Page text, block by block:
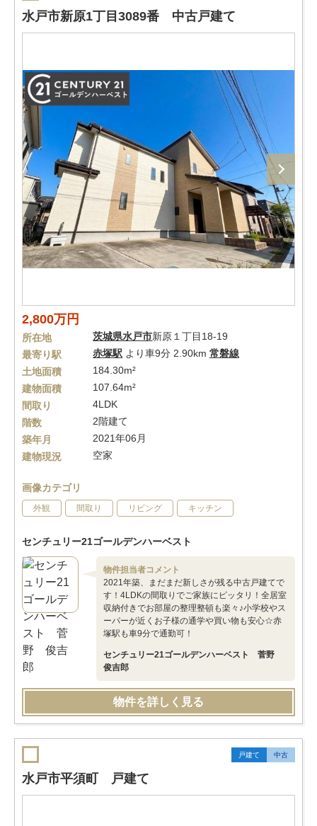
水戸市新原1丁目3089番 中古戸建て
2,800万円
所在地 茨城県水戸市新原１丁目18-19
最寄り駅
赤塚駅 より車9分 2.90km 常磐線
土地面積
184.30m²
建物面積
107.64m²
間取り
4LDK
階数
2階建て
築年月
2021年06月
建物現況
空家
画像カテゴリ
外観 間取り リビング キッチン
センチュリー21ゴールデンハーベスト
物件担当者コメント
2021年築、まだまだ新しさが残る中古戸建てで
す！4LDKの間取りでご家族にピッタリ！全居室
収納付きでお部屋の整理整頓も楽々♪小学校やス
ーパーが近くお子様の通学や買い物も安心☆赤
塚駅も車9分で通勤可！
センチュリー21ゴールデンハーベスト 菅野
俊吉郎
物件を詳しく見る
戸建て 中古
水戸市平須町 戸建て